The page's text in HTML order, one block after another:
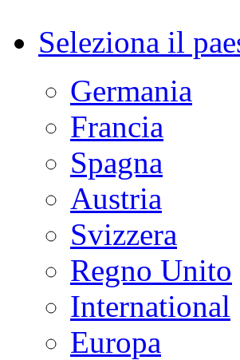
Seleziona il
Germania
Francia
Spagna
Austria
Svizzera
Regno Unito
International
Europa